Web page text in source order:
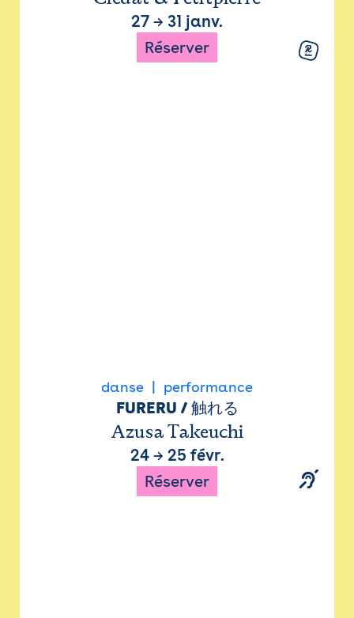
27 → 31 janv.
Réserver
danse performance
FURERU / 触れる
Azusa Takeuchi
24→ 25 févr.
Réserver